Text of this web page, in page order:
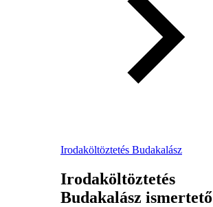
Irodaköltöztetés Budakalász
Irodaköltöztetés
Budakalász ismertető